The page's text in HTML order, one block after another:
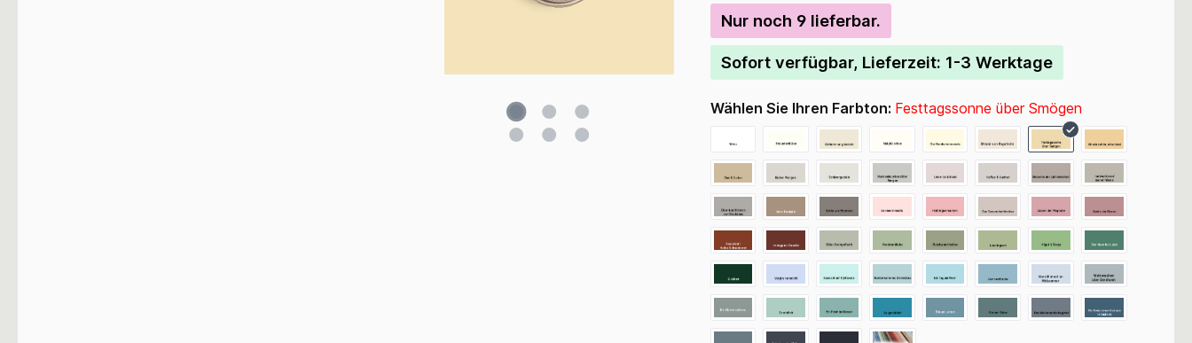
Nur noch 9 lieferbar.
Sofort verfügbar, Lieferzeit: 1-3 Werktage
Wählen Sie Ihren Farbton: Festtagssonne über Smögen